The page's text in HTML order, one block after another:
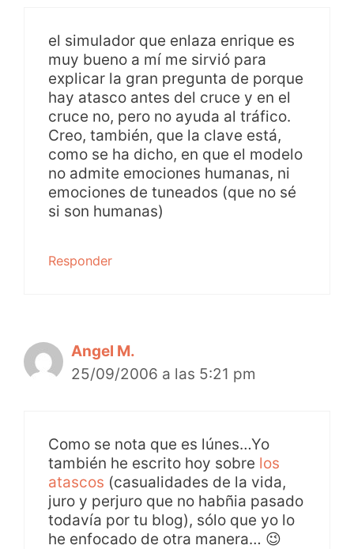
el simulador que enlaza enrique es
muy bueno a mí me sirvió para
explicar la gran pregunta de porque
hay atasco antes del cruce y en el
cruce no, pero no ayuda al tráfico.
Creo, también, que la clave está,
como se ha dicho, en que el modelo
no admite emociones humanas, ni
emociones de tuneados (que no sé
si son humanas)
Responder
Angel M.
25/09/2006 a las 5:21 pm
Como se nota que es lúnes…Yo
también he escrito hoy sobre los
atascos (casualidades de la vida,
juro y perjuro que no habñia pasado
todavía por tu blog), sólo que yo lo
he enfocado de otra manera… 😉